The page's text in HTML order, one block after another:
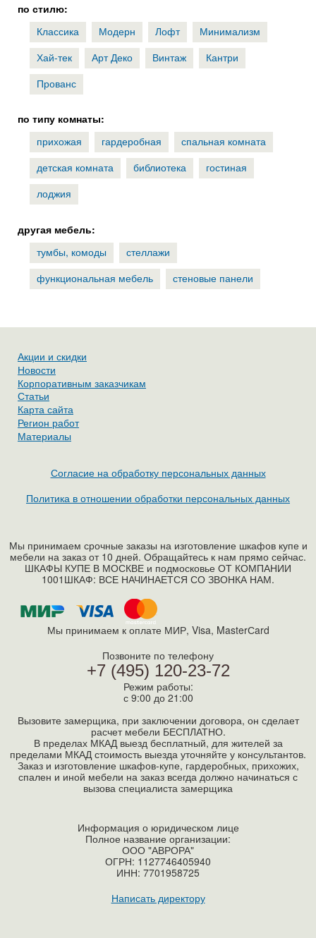
по стилю:
Классика
Модерн Лофт
Минимализм
Хай-тек
Арт Деко Винтаж
Кантри
Прованс
по типу комнаты:
прихожая
гардеробная
спальная комната
детская комната
библиотека
гостиная
лоджия
другая мебель:
тумбы, комоды
стеллажи
функциональная мебель
стеновые панели
Акции и скидки
Новости
Корпоративным заказчикам
Статьи
Карта сайта
Регион работ
Материалы
Согласие на обработку персональных данных
Политика в отношении обработки персональных данных
Мы принимаем срочные заказы на изготовление шкафов купе и
мебели на заказ от 10 дней. Обращайтесь к нам прямо сейчас.
ШКАФЫ КУПЕ В МОСКВЕ и подмосковье ОТ КОМПАНИИ
1001ШКАФ: ВСЕ НАЧИНАЕТСЯ СО ЗВОНКА НАМ.
Мы принимаем к оплате МИР, Visa, MasterСard
Позвоните по телефону
+7 (495) 120-23-72
Режим работы:
с 9:00 до 21:00
Вызовите замерщика, при заключении договора, он сделает
расчет мебели БЕСПЛАТНО.
В пределах МКАД выезд бесплатный, для жителей за
пределами МКАД стоимость выезда уточняйте у консультантов.
Заказ и изготовление шкафов-купе, гардеробных, прихожих,
спален и иной мебели на заказ всегда должно начинаться с
вызова специалиста замерщика
Информация о юридическом лице
Полное название организации:
ООО "АВРОРА"
ОГРН: 1127746405940
ИНН: 7701958725
Написать директору